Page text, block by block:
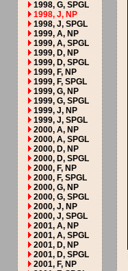
1998, G, SPGL
1998, J, NP
1998, J, SPGL
1999, A, NP
1999, A, SPGL
1999, D, NP
1999, D, SPGL
1999, F, NP
1999, F, SPGL
1999, G, NP
1999, G, SPGL
1999, J, NP
1999, J, SPGL
2000, A, NP
2000, A, SPGL
2000, D, NP
2000, D, SPGL
2000, F, NP
2000, F, SPGL
2000, G, NP
2000, G, SPGL
2000, J, NP
2000, J, SPGL
2001, A, NP
2001, A, SPGL
2001, D, NP
2001, D, SPGL
2001, F, NP